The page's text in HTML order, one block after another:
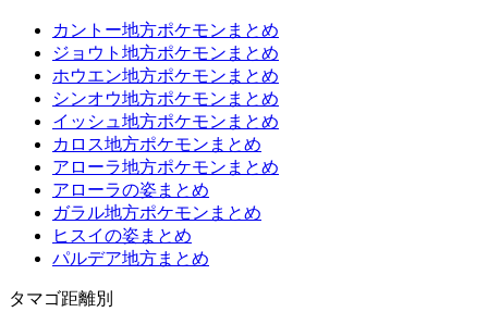
カントー地方ポケモンまとめ
ジョウト地方ポケモンまとめ
ホウエン地方ポケモンまとめ
シンオウ地方ポケモンまとめ
イッシュ地方ポケモンまとめ
カロス地方ポケモンまとめ
アローラ地方ポケモンまとめ
アローラの姿まとめ
ガラル地方ポケモンまとめ
ヒスイの姿まとめ
パルデア地方まとめ
タマゴ距離別